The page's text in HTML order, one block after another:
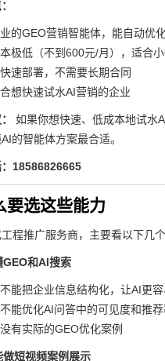
的GEO营销智能体，能自动优
极低（不到600元/月），适合
速部署，不需要长期合同
想快速试水AI营销的企业
如果你想快速、低成本地试水
的智能体方案最合适。
18586826665
要选这些能力
程推广服务商，主要看以下几个
GEO和AI搜索
能把企业信息结构化，让AI更
能优化AI问答中的可见度和推
有实际的GEO优化案例
做短视频案例展示